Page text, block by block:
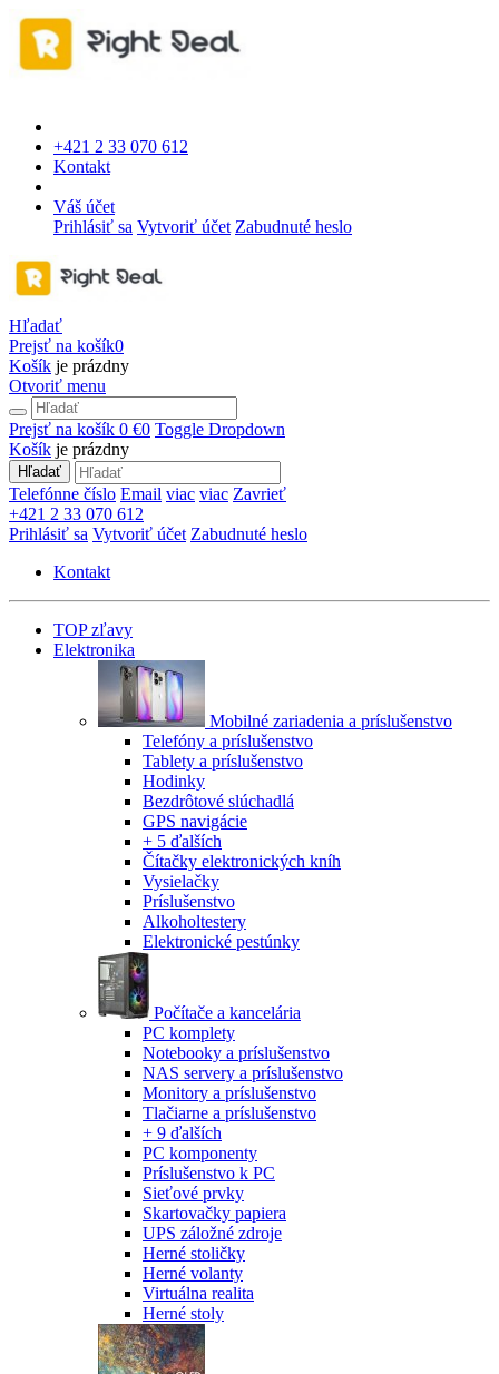
+421 2 33 070 612
Kontakt
Váš účet
Prihlásiť sa Vytvoriť účet Zabudnuté heslo
Hľadať
Prejsť na košík0
Košík je prázdny
Otvoriť menu
Prejsť na košík 0 €0 Toggle Dropdown
Košík je prázdny
Hľadať
Telefónne číslo Email viac viac Zavrieť
+421 2 33 070 612
Prihlásiť sa Vytvoriť účet Zabudnuté heslo
Kontakt
TOP zľavy
Elektronika
Mobilné zariadenia a príslušenstvo
Telefóny a príslušenstvo
Tablety a príslušenstvo
Hodinky
Bezdrôtové slúchadlá
GPS navigácie
+ 5 ďalších
Čítačky elektronických kníh
Vysielačky
Príslušenstvo
Alkoholtestery
Elektronické pestúnky
Počítače a kancelária
PC komplety
Notebooky a príslušenstvo
NAS servery a príslušenstvo
Monitory a príslušenstvo
Tlačiarne a príslušenstvo
+ 9 ďalších
PC komponenty
Príslušenstvo k PC
Sieťové prvky
Skartovačky papiera
UPS záložné zdroje
Herné stoličky
Herné volanty
Virtuálna realita
Herné stoly